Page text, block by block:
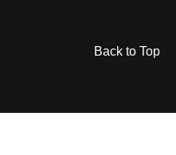
Back to Top